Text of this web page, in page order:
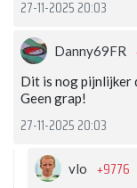
27-11-2025 20:03
Danny69FR
Dit is nog pijnlijker
Geen grap!
27-11-2025 20:03
vlo +9776